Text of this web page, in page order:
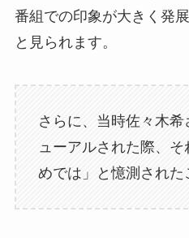
番組での印象が大きく発
と見られます。
さらに、当時佐々木
ューアルされた際、
めでは」と憶測された